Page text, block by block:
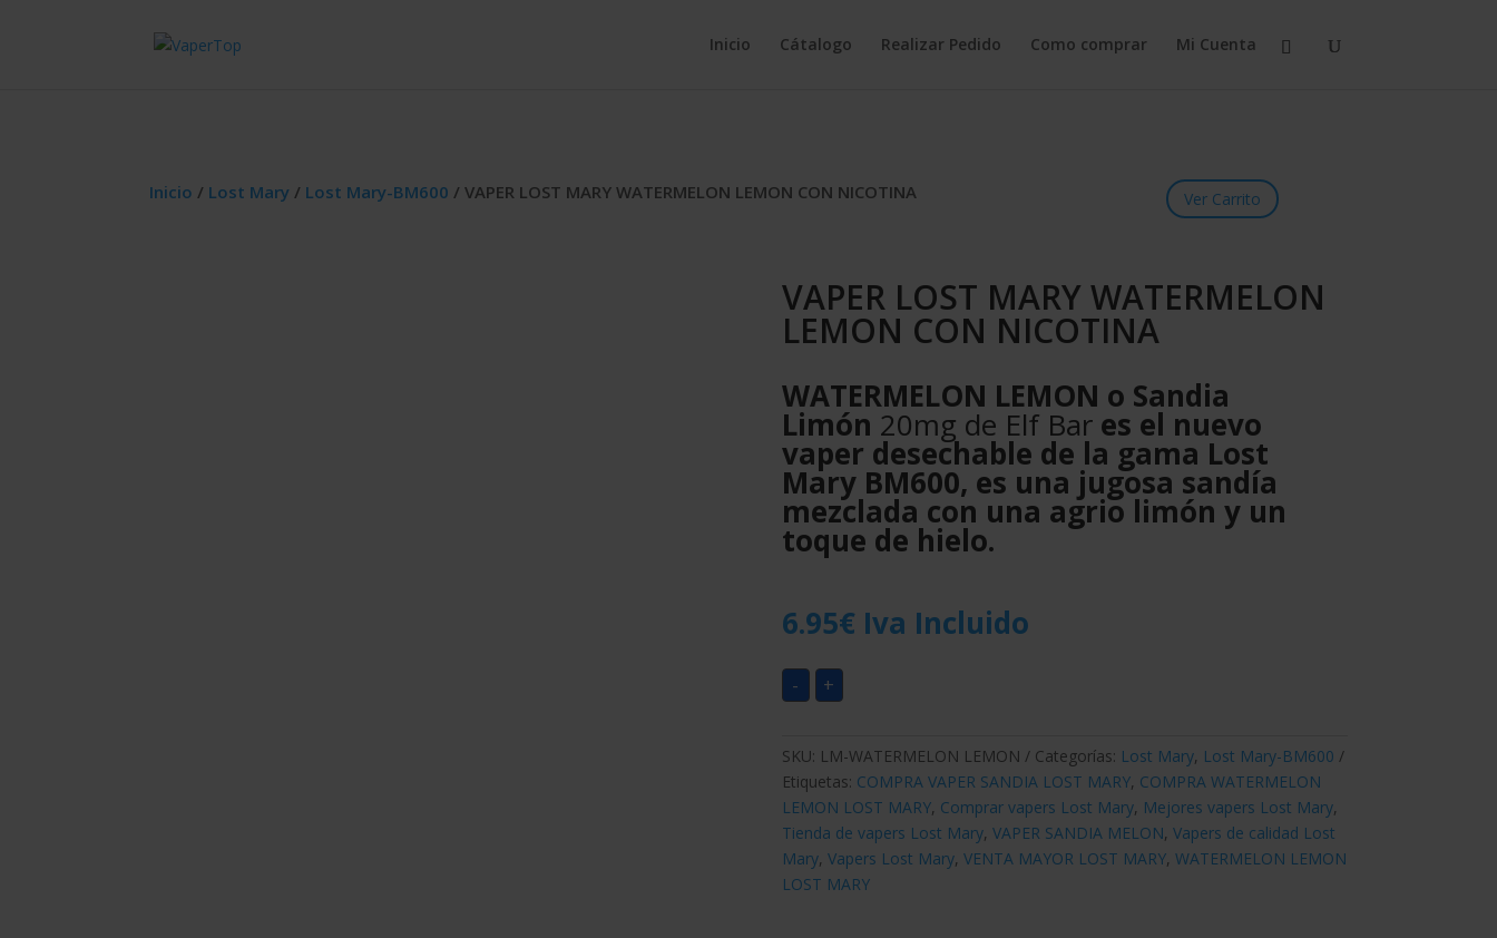
Inicio Cátalogo Realizar Pedido Como comprar Mi Cuenta
Inicio / Lost Mary / Lost Mary-BM600 / VAPER LOST MARY WATERMELON LEMON CON NICOTINA Ver Carrito
VAPER LOST MARY WATERMELON
LEMON CON NICOTINA
WATERMELON LEMON o Sandia
Limón 20mg de Elf Bar es el nuevo
vaper desechable de la gama Lost
Mary BM600, es una jugosa sandía
mezclada con una agrio limón y un
toque de hielo.
6.95€ Iva Incluido
- +
SKU: LM-WATERMELON LEMON Categorías: Lost Mary, Lost Mary-BM600
Etiquetas: COMPRA VAPER SANDIA LOST MARY, COMPRA WATERMELON
LEMON LOST MARY, Comprar vapers Lost Mary, Mejores vapers Lost Mary,
Tienda de vapers Lost Mary, VAPER SANDIA MELON, Vapers de calidad Lost
Mary, Vapers Lost Mary, VENTA MAYOR LOST MARY, WATERMELON LEMON
LOST MARY